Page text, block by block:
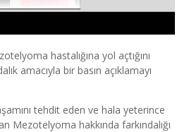
hastalığına yol açtığını
amacıyla bir basın açıklamayı
tehdit eden ve hala yeterince
Mezotelyoma hakkında farkındalığı